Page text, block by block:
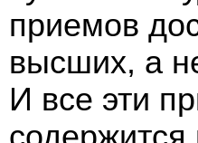
приемов
высших, а
И все эти